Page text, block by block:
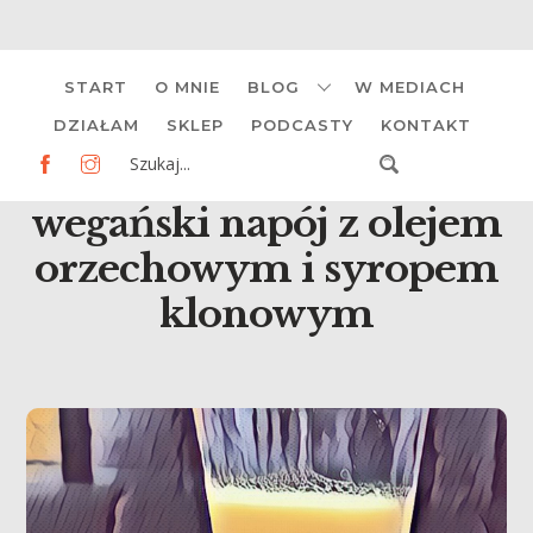
content
START O MNIE BLOG W MEDIACH
DZIAŁAM SKLEP PODCASTY KONTAKT
wegański napój z olejem
orzechowym i syropem
klonowym